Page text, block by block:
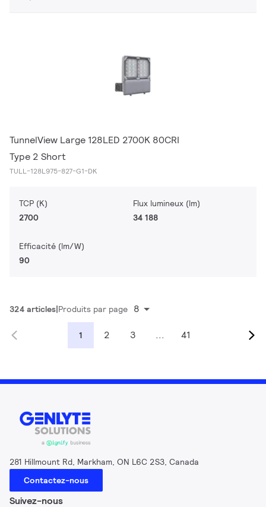
TunnelView Large 128LED 2700K 80CRI
Type 2 Short
TULL-128L975-827-G1-DK
TCP (K)
2700
Flux lumineux (lm)
34 188
Efficacité (lm/W)
90
324 articles Produits par page 8
1 2 3 ... 41
281 Hillmount Rd, Markham, ON L6C 2S3, Canada
Contactez-nous
Suivez-nous